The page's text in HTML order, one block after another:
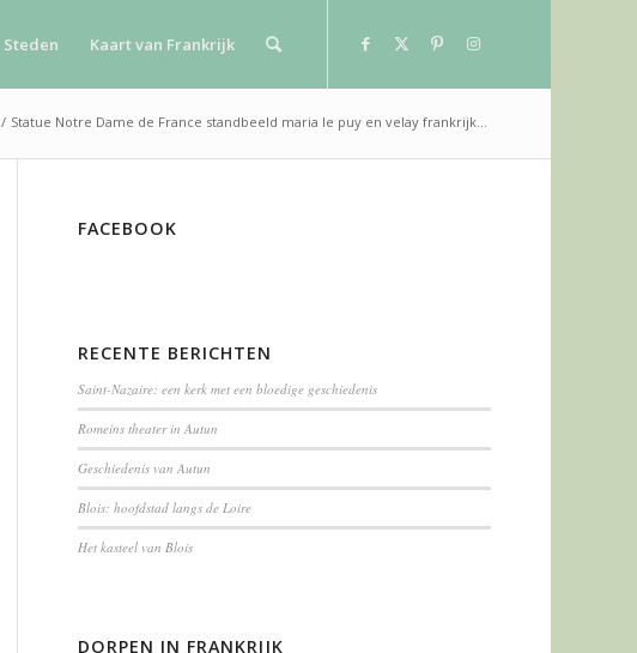
Steden Kaart van Frankrijk
/ Statue Notre Dame de France standbeeld maria le puy en velay frankrijk...
FACEBOOK
RECENTE BERICHTEN
Saint-Nazaire: een kerk met een bloedige geschiedenis
Romeins theater in Autun
Geschiedenis van Autun
Blois: hoofdstad langs de Loire
Het kasteel van Blois
DORPEN IN FRANKRIJK